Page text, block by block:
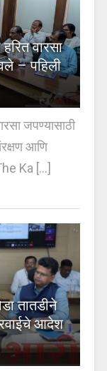
वारसा
– पहिली
जपण्यासाठी
आणि
Ka [...]
तातडीने
आदेश